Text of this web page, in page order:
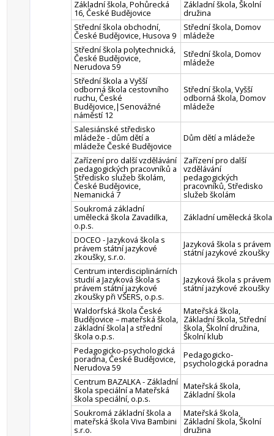
Základní škola, Pohůrecká
16, České Budějovice
Základní škola, Školní
družina
Střední škola obchodní,
České Budějovice, Husova 9
Střední škola, Domov
mládeže
Střední škola polytechnická,
České Budějovice,
Nerudova 59
Střední škola, Domov
mládeže
Střední škola a Vyšší
odborná škola cestovního
ruchu, České
Budějovice,|Senovážné
náměstí 12
Střední škola, Vyšší
odborná škola, Domov
mládeže
Salesiánské středisko
mládeže - dům dětí a
mládeže České Budějovice
Dům dětí a mládeže
Zařízení pro další vzdělávání
pedagogických pracovníků a
Středisko služeb školám,
České Budějovice,
Nemanická 7
Zařízení pro další
vzdělávání
pedagogických
pracovníků, Středisko
služeb školám
Soukromá základní
umělecká škola Zavadilka,
o.p.s.
Základní umělecká škola
DOCEO - Jazyková škola s
právem státní jazykové
zkoušky, s.r.o.
Jazyková škola s právem
státní jazykové zkoušky
Centrum interdisciplinárních
studií a Jazyková škola s
právem státní jazykové
zkoušky při VŠERS, o.p.s.
Jazyková škola s právem
státní jazykové zkoušky
Waldorfská škola České
Budějovice – mateřská škola,
základní škola|a střední
škola o.p.s.
Mateřská škola,
Základní škola, Střední
škola, Školní družina,
Školní klub
Pedagogicko-psychologická
poradna, České Budějovice,
Nerudova 59
Pedagogicko-
psychologická poradna
Centrum BAZALKA - Základní
škola speciální a Mateřská
škola speciální, o.p.s.
Mateřská škola,
Základní škola
Soukromá základní škola a
mateřská škola Viva Bambini
s.r.o.
Mateřská škola,
Základní škola, Školní
družina